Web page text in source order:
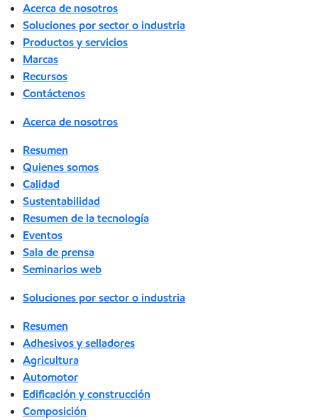
Acerca de nosotros
Soluciones por sector o industria
Productos y servicios
Marcas
Recursos
Contáctenos
Acerca de nosotros
Resumen
Quienes somos
Calidad
Sustentabilidad
Resumen de la tecnología
Eventos
Sala de prensa
Seminarios web
Soluciones por sector o industria
Resumen
Adhesivos y selladores
Agricultura
Automotor
Edificación y construcción
Composición